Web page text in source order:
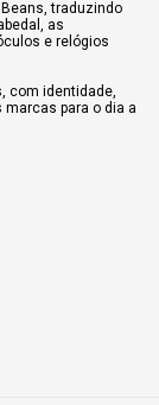
traduzindo
as
e relógios
com identidade,
para o dia a